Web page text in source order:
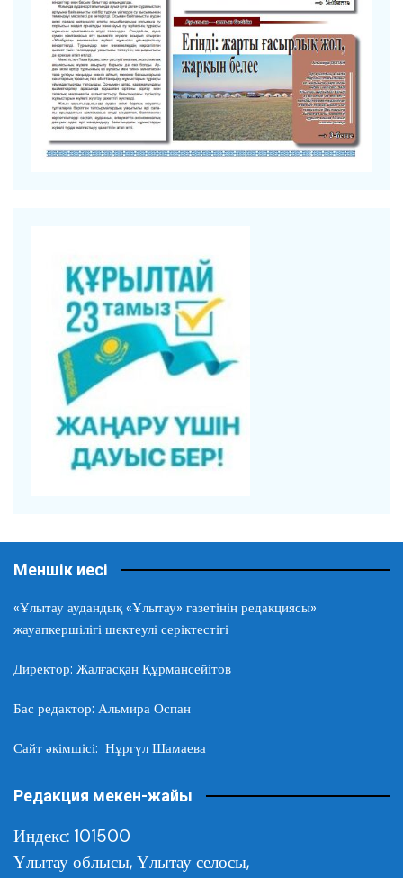
Меншік иесі
«Ұлытау аудандық «Ұлытау» газетінің редакциясы»
жауапкершілігі шектеулі серіктестігі
Директор: Жалғасқан Құрмансейітов
Бас редактор: Альмира Оспан
Сайт әкімшісі: Нұргүл Шамаева
Редакция мекен-жайы
Индекс: 101500
Ұлытау облысы, Ұлытау селосы,